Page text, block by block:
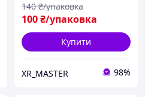
100₴/упаковка
140 ₴/упаковка
Купити
XR_MASTER 98%